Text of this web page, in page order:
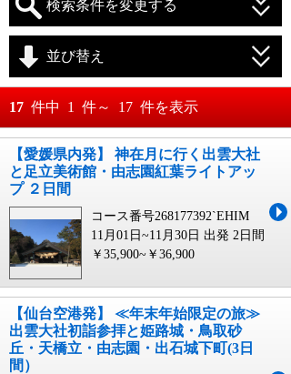
検索条件を変更する
月 日～
並び替え
おすすめ順
料金が安い順
料金が高い順
17 件中 1 件～ 17 件を表示
【愛媛県内発】 神在月に行く出雲大社
と足立美術館・由志園紅葉ライトアッ
プ ２日間
コース番号268177392`EHIM
11月01日~11月30日 出発 2日間
￥35,900~￥36,900
【仙台空港発】 ≪年末年始限定の旅≫
出雲大社初詣参拝と姫路城・鳥取砂
丘・天橋立・由志園・出石城下町(3日
間）